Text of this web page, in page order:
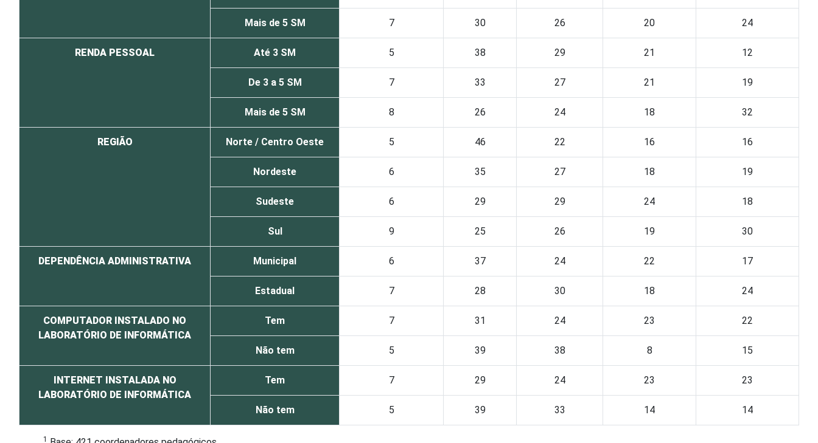
Mais de 5 SM 7 30 26 20 24
RENDA PESSOAL Até 3 SM 5 38 29 21 12
De 3 a 5 SM 7 33 27 21 19
Mais de 5 SM 8 26 24 18 32
REGIÃO Norte / Centro Oeste 5 46 22 16 16
Nordeste 6 35 27 18 19
Sudeste 6 29 29 24 18
Sul 9 25 26 19 30
DEPENDÊNCIA ADMINISTRATIVA Municipal 6 37 24 22 17
Estadual 7 28 30 18 24
COMPUTADOR INSTALADO NO
LABORATÓRIO DE INFORMÁTICA
Tem 7 31 24 23 22
Não tem 5 39 38 8 15
INTERNET INSTALADA NO
LABORATÓRIO DE INFORMÁTICA
Tem 7 29 24 23 23
Não tem 5 39 33 14 14
1